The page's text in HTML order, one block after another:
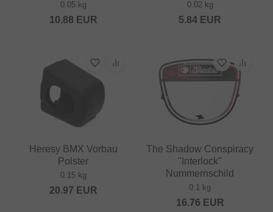
0.05 kg
10.88 EUR
0.02 kg
5.84 EUR
Heresy BMX Vorbau
Polster
0.15 kg
20.97 EUR
The Shadow Conspiracy
"Interlock"
Nummernschild
0.1 kg
16.76 EUR